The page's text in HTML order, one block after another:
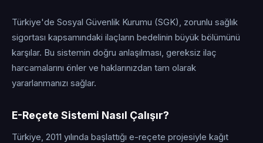
Türkiye'de Sosyal Güvenlik Kurumu (SGK), zorunlu sağlık
sigortası kapsamındaki ilaçların bedelinin büyük bölümünü
karşılar. Bu sistemin doğru anlaşılması, gereksiz ilaç
harcamalarını önler ve haklarınızdan tam olarak
yararlanmanızı sağlar.
E-Reçete Sistemi Nasıl Çalışır?
Türkiye, 2011 yılında başlattığı e-reçete projesiyle kağıt